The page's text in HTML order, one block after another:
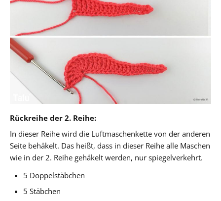
Rückreihe der 2. Reihe:
In dieser Reihe wird die Luftmaschenkette von der anderen
Seite behäkelt. Das heißt, dass in dieser Reihe alle Maschen
wie in der 2. Reihe gehäkelt werden, nur spiegelverkehrt.
5 Doppelstäbchen
5 Stäbchen